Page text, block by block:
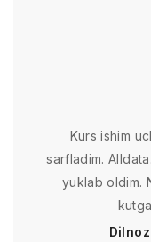
Kurs ishim
sarfladim.
yuklab oldim.